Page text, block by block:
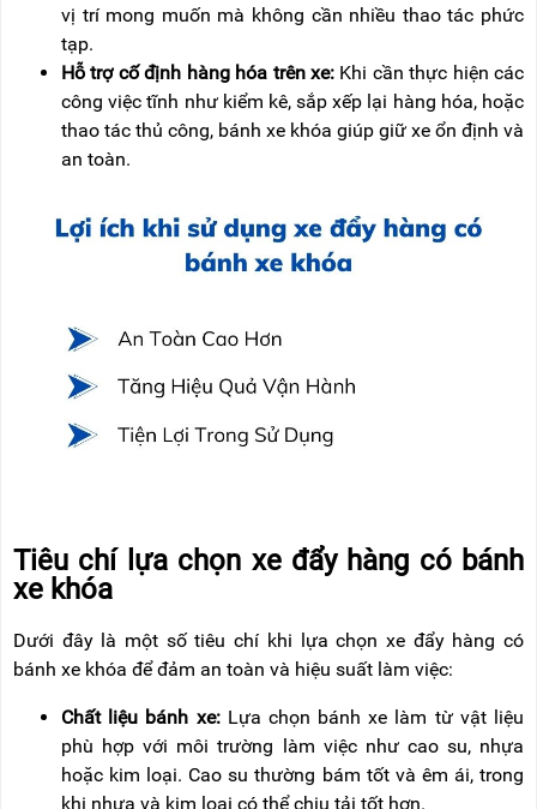
vị trí mong muốn mà không cần nhiều thao tác phức
tạp.
Hỗ trợ cố định hàng hóa trên xe: Khi cần thực hiện các
công việc tĩnh như kiểm kê, sắp xếp lại hàng hóa, hoặc
thao tác thủ công, bánh xe khóa giúp giữ xe ổn định và
an toàn.
Tiêu chí lựa chọn xe đẩy hàng có bánh
xe khóa
Dưới đây là một số tiêu chí khi lựa chọn xe đẩy hàng có
bánh xe khóa để đảm an toàn và hiệu suất làm việc:
Chất liệu bánh xe:Lựa chọn bánh xe làm từ vật liệu
phù hợp với môi trường làm việc như cao su, nhựa
hoặc kim loại. Cao su thường bám tốt và êm ái, trong
khi nhựa và kim loại có thể chịu tải tốt hơn.